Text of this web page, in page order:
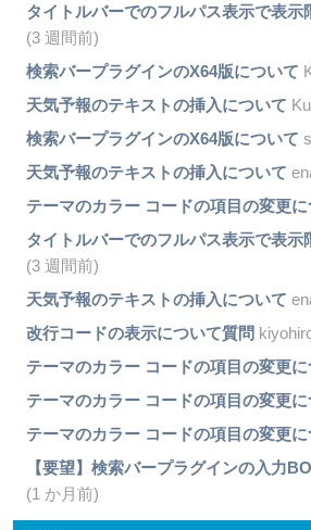
タイトルバーでのフルパス表示で表示
(3 週間前)
検索バープラグインのX64版について
天気予報のテキストの挿入について
検索バープラグインのX64版について
天気予報のテキストの挿入について
テーマのカラー コードの項目の変更に
タイトルバーでのフルパス表示で表示
(3 週間前)
天気予報のテキストの挿入について
改行コードの表示について質問
テーマのカラー コードの項目の変更に
テーマのカラー コードの項目の変更に
テーマのカラー コードの項目の変更に
【要望】検索バープラグインの入力
(1 か月前)